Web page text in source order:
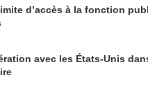
d’accès à la fonction
avec les États-Unis